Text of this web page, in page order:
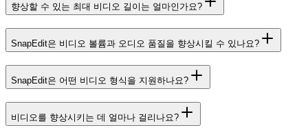
향상할 수 있는 최대 비디오 길이는 얼마인가요?
SnapEdit은 비디오 볼륨과 오디오 품질을 향상시킬 수 있나요?
SnapEdit은 어떤 비디오 형식을 지원하나요?
비디오를 향상시키는 데 얼마나 걸리나요?